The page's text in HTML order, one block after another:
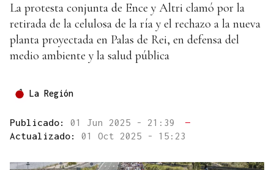
La protesta conjunta de Ence y Altri clamó por la
retirada de la celulosa de la ría y el rechazo a la nueva
planta proyectada en Palas de Rei, en defensa del
medio ambiente y la salud pública
La Región
Publicado: 01 Jun 2025 - 21:39
—
Actualizado: 01 Oct 2025 - 15:23